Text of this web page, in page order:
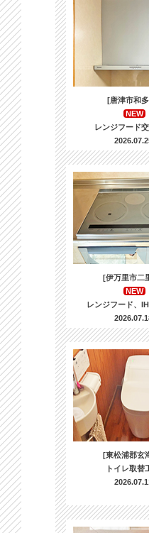
[唐津市和
NEW
レンジフード
[伊万里市二
NEW
レンジフード、
[東松浦郡玄
トイレ取替